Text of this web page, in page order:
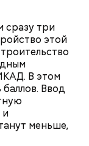
сразу три
этой
В этом
Ввод
и
меньше,